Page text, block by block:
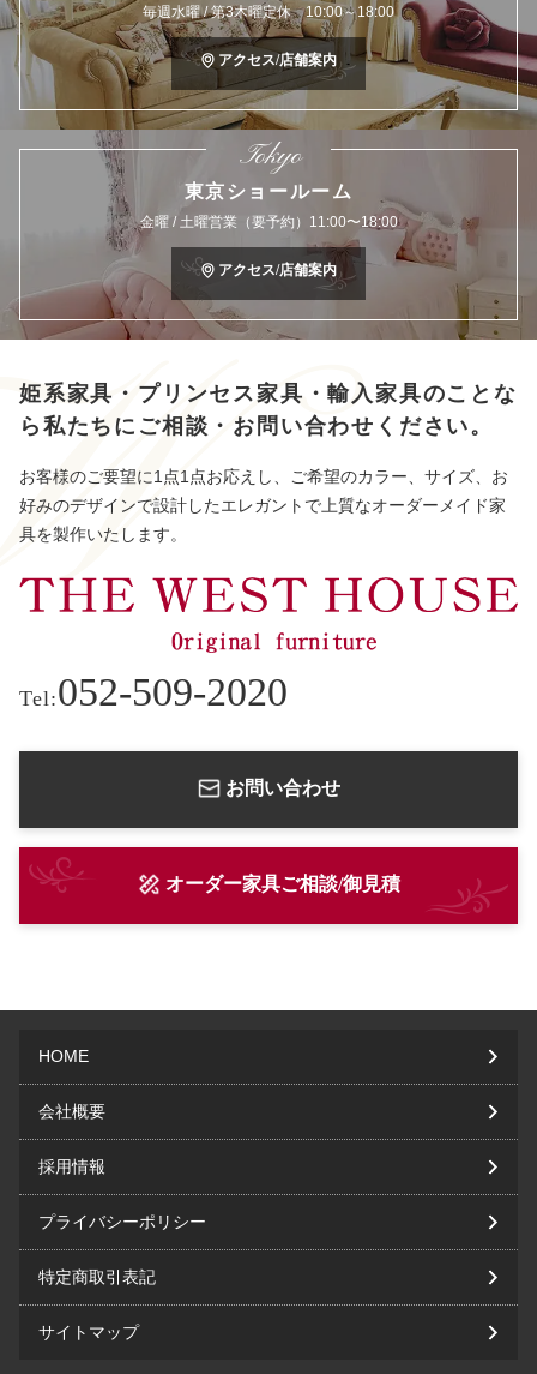
毎週水曜 / 第3木曜定休 10:00～18:00
アクセス/店舗案内
Tokyo
東京ショールーム
金曜 / 土曜営業（要予約）11:00〜18:00
アクセス/店舗案内
姫系家具・プリンセス家具・輸入家具のことな
ら 私たちにご相談・お問い合わせください。
お客様のご要望に1点1点お応えし、ご希望のカラー、サイズ、お
好みのデザインで設計したエレガントで上質なオーダーメイド家
具を製作いたします。
Tel:052-509-2020
お問い合わせ
オーダー家具ご相談/御見積
HOME
会社概要
採用情報
プライバシーポリシー
特定商取引表記
サイトマップ